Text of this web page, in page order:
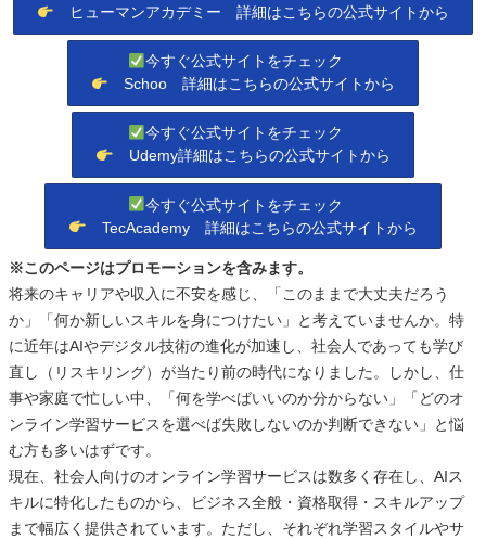
ヒューマンアカデミー 詳細はこちらの公式サイトから
今すぐ公式サイトをチェック
Schoo 詳細はこちらの公式サイトから
今すぐ公式サイトをチェック
Udemy詳細はこちらの公式サイトから
今すぐ公式サイトをチェック
TecAcademy 詳細はこちらの公式サイトから
※このページはプロモーションを含みます。
将来のキャリアや収入に不安を感じ、「このままで大丈夫だろう
か」「何か新しいスキルを身につけたい」と考えていませんか。特
に近年はAIやデジタル技術の進化が加速し、社会人であっても学び
直し（リスキリング）が当たり前の時代になりました。しかし、仕
事や家庭で忙しい中、「何を学べばいいのか分からない」「どのオ
ンライン学習サービスを選べば失敗しないのか判断できない」と悩
む方も多いはずです。
現在、社会人向けのオンライン学習サービスは数多く存在し、AIス
キルに特化したものから、ビジネス全般・資格取得・スキルアップ
まで幅広く提供されています。ただし、それぞれ学習スタイルやサ